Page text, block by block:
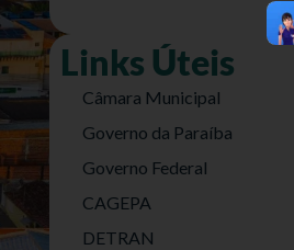
Links Úteis
Câmara Municipal
Governo da Paraíba
Governo Federal
CAGEPA
DETRAN